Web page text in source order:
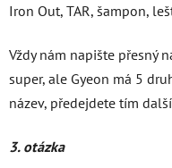
Iron Out, TAR, šampon,
Vždy nám napište přesný
super, ale Gyeon má 5
název, předejdete tím
3. otázka